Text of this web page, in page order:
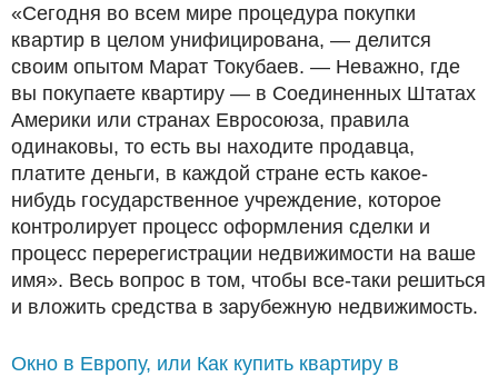
«Сегодня во всем мире процедура покупки
квартир в целом унифицирована, — делится
своим опытом Марат Токубаев. — Неважно, где
вы покупаете квартиру — в Соединенных Штатах
Америки или странах Евросоюза, правила
одинаковы, то есть вы находите продавца,
платите деньги, в каждой стране есть какое-
нибудь государственное учреждение, которое
контролирует процесс оформления сделки и
процесс перерегистрации недвижимости на ваше
имя». Весь вопрос в том, чтобы все-таки решиться
и вложить средства в зарубежную недвижимость.
Окно в Европу, или Как купить квартиру в